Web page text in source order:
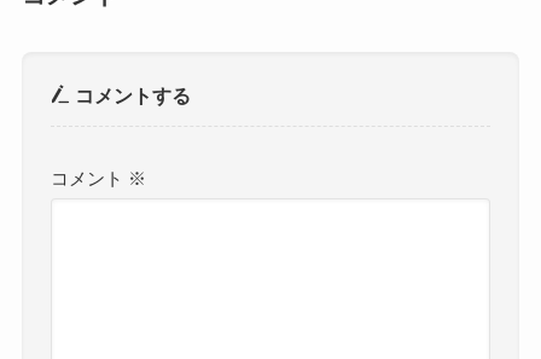
コメントする
コメント ※